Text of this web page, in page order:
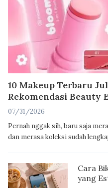
10 Makeup Terbaru
Rekomendasi Beauty
07/31/2026
Pernah nggak sih, baru saja
dan merasa koleksi sudah
Cara
yang